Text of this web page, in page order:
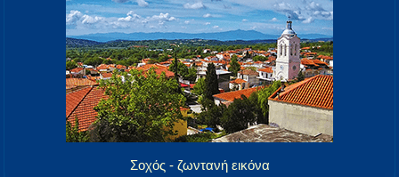
Σοχός - ζωντανή εικόνα